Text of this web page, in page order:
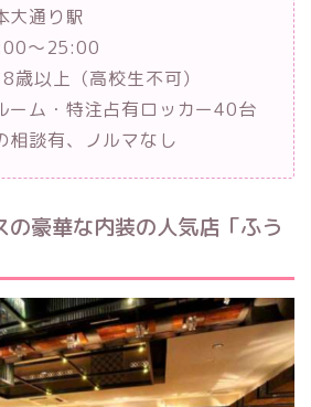
大通り駅
～25:00
歳以上（高校生不可）
ーム・特注占有ロッカー40台
相談有、ノルマなし
の豪華な内装の人気店「ふう